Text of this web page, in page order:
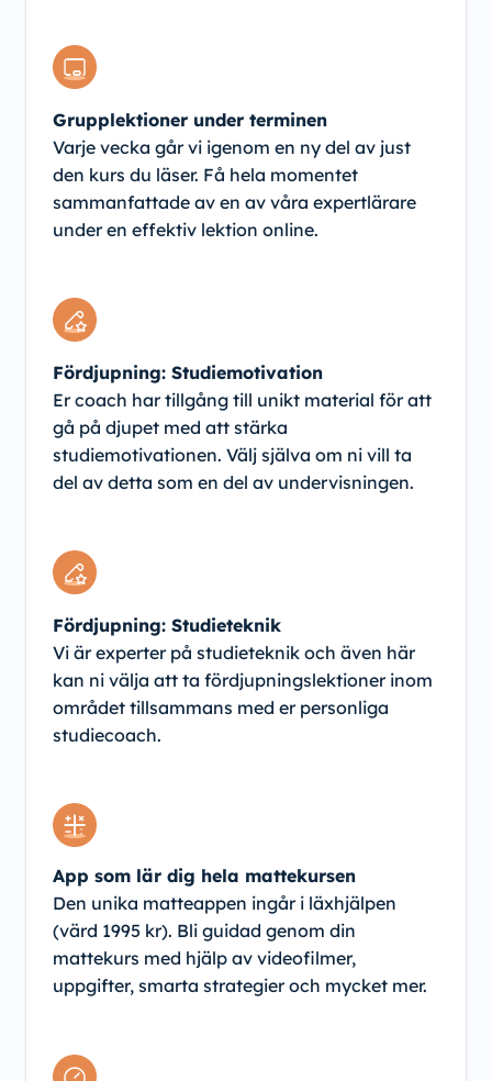
Grupplektioner under terminen
Varje vecka går vi igenom en ny del av just
den kurs du läser. Få hela momentet
sammanfattade av en av våra expertlärare
under en effektiv lektion online.
Fördjupning: Studiemotivation
Er coach har tillgång till unikt material för att
gå på djupet med att stärka
studiemotivationen. Välj själva om ni vill ta
del av detta som en del av undervisningen.
Fördjupning: Studieteknik
Vi är experter på studieteknik och även här
kan ni välja att ta fördjupningslektioner inom
området tillsammans med er personliga
studiecoach.
App som lär dig hela mattekursen
Den unika matteappen ingår i läxhjälpen
(värd 1995 kr). Bli guidad genom din
mattekurs med hjälp av videofilmer,
uppgifter, smarta strategier och mycket mer.